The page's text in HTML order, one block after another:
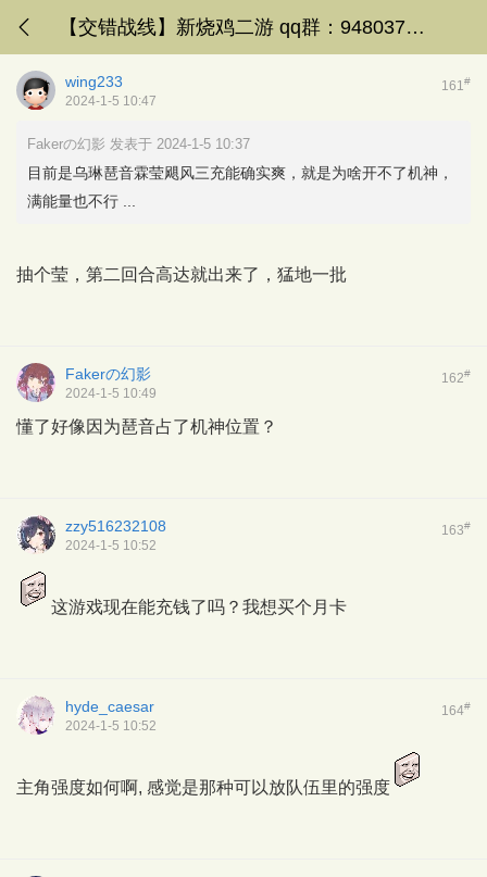
【交错战线】新烧鸡二游 qq群：948037906
161#
wing233
2024-1-5 10:47
Fakerの幻影 发表于 2024-1-5 10:37
目前是乌琳琶音霖莹飓风三充能确实爽，就是为啥开不了机神，
满能量也不行 ...
抽个莹，第二回合高达就出来了，猛地一批
162#
Fakerの幻影
2024-1-5 10:49
懂了好像因为琶音占了机神位置？
163#
zzy516232108
2024-1-5 10:52
这游戏现在能充钱了吗？我想买个月卡
164#
hyde_caesar
2024-1-5 10:52
主角强度如何啊, 感觉是那种可以放队伍里的强度